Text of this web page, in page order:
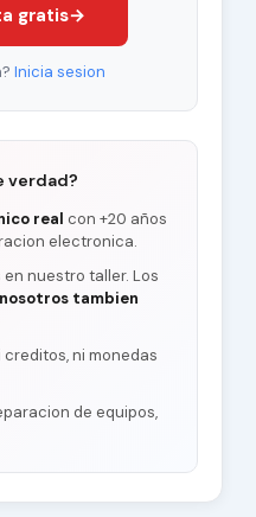
gratis→
Inicia sesion
verdad?
real con +20 años
electronica.
nuestro taller. Los
tambien
creditos, ni monedas
de equipos,